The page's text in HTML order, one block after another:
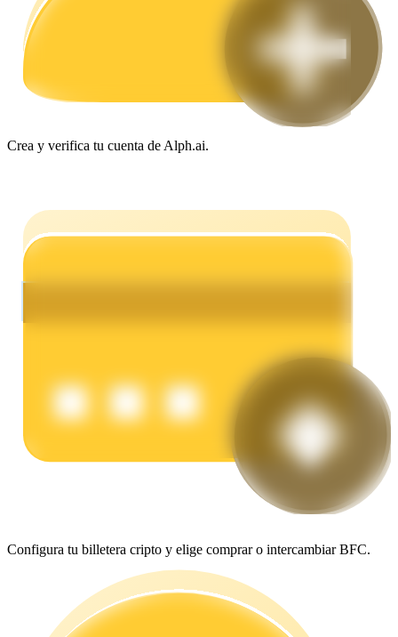
Estrategias comerciales
Earn
Gana recompensas competitivas diariamente
Crea y verifica tu cuenta de Alph.ai.
Configura tu billetera cripto y elige comprar o intercambiar BFC.